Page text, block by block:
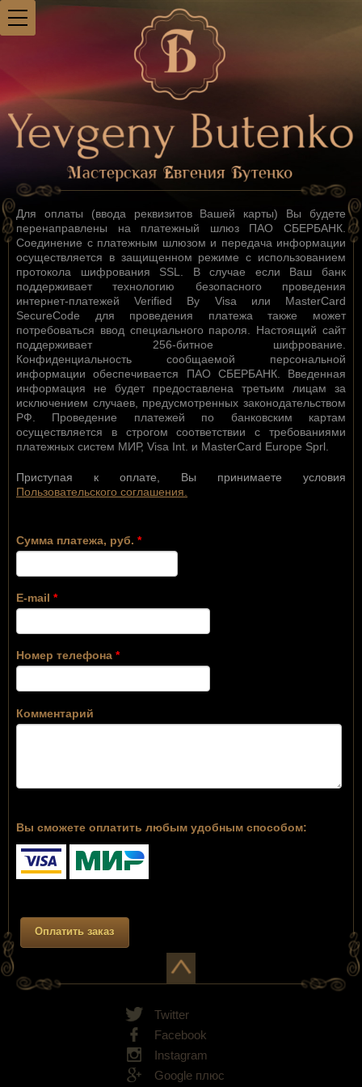
Для оплаты (ввода реквизитов Вашей карты) Вы будете
перенаправлены на платежный шлюз ПАО СБЕРБАНК.
Соединение с платежным шлюзом и передача информации
осуществляется в защищенном режиме с использованием
протокола шифрования SSL. В случае если Ваш банк
поддерживает технологию безопасного проведения
интернет-платежей Verified By Visa или MasterCard
SecureCode для проведения платежа также может
потребоваться ввод специального пароля. Настоящий сайт
поддерживает 256-битное шифрование.
Конфиденциальность сообщаемой персональной
информации обеспечивается ПАО СБЕРБАНК. Введенная
информация не будет предоставлена третьим лицам за
исключением случаев, предусмотренных законодательством
РФ. Проведение платежей по банковским картам
осуществляется в строгом соответствии с требованиями
платежных систем МИР, Visa Int. и MasterCard Europe Sprl.
Приступая к оплате, Вы принимаете условия
Пользовательского соглашения.
Сумма платежа, руб. *
E-mail *
Номер телефона *
Комментарий
Вы сможете оплатить любым удобным способом:
Twitter
Facebook
Instagram
Google плюс